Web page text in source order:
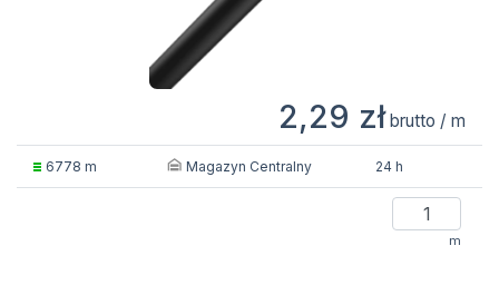
2,29 zł brutto / m
6778 m Magazyn Centralny 24 h
m